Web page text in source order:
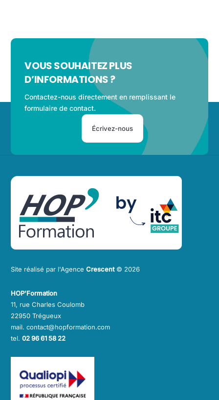
VOUS SOUHAITEZ PLUS
D’INFORMATIONS ?
Contactez-nous directement en remplissant le
formulaire de contact.
Écrivez-nous
Top
Site réalisé par l'AgenceCrescent© 2026
HOP'Formation
11, rue Charles Coulomb
22950 Trégueux
mail. contact@hopformation.com
tel.02 96 61 58 22